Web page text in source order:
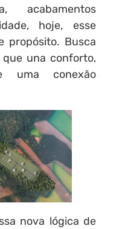
acabamentos
hoje, esse
propósito. Busca
una conforto,
uma conexão
nova lógica de